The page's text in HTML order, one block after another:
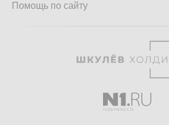
Помощь по сайту